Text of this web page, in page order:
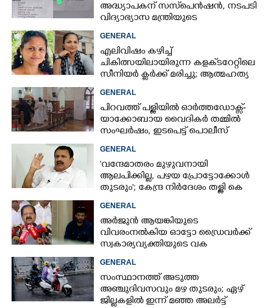
അദ്ധ്യാപകന് സസ്‌പെൻഷൻ, നടപടി
വിദ്യാഭ്യാസ മന്ത്രിയുടെ
GENERAL
എലിവിഷം കഴിച്ച്
ചികിത്സയിലായിരുന്ന കളക്‌ടറേറ്റിലെ
സീനിയർ ക്ലർക്ക് മരിച്ചു; ആത്മഹത്യ
സംശയം
GENERAL
പിറവത്ത് പള്ളിയിൽ ഓർത്തഡോക്സ്-
യാക്കോബായ വൈദികർ തമ്മിൽ
സംഘർഷം, ഇടപെട്ട് പൊലീസ്
GENERAL
'വന്ദേമാതരം മുഴുവനായി
ആലപിക്കില്ല, പഴയ പ്രോട്ടോക്കോൾ
തുടരും'; കേന്ദ്ര നിർദേശം തള്ളി കെ
GENERAL
അർജുൻ ആയങ്കിയുടെ
വിവരംനൽകിയ ഓട്ടോ ഡ്രൈവർക്ക്
സ്വകാര്യവ്യക്തിയുടെ വക
ചെന്നിത്തല
GENERAL
സംസ്ഥാനത്ത് അടുത്ത
അ‌ഞ്ചുദിവസവും മഴ തുടരും; ഏഴ്
ജില്ലകളിൽ ഇന്ന് മഞ്ഞ അലർട്ട്